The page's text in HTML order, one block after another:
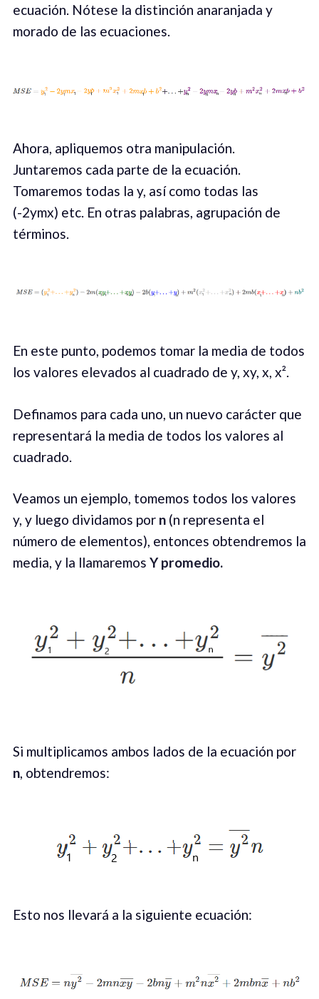
ecuación. Nótese la distinción anaranjada y
morado de las ecuaciones.
Ahora, apliquemos otra manipulación.
Juntaremos cada parte de la ecuación.
Tomaremos todas la y, así como todas las
(-2ymx) etc. En otras palabras, agrupación de
términos.
En este punto, podemos tomar la media de todos
los valores elevados al cuadrado de y, xy, x, x².
Definamos para cada uno, un nuevo carácter que
representará la media de todos los valores al
cuadrado.
Veamos un ejemplo, tomemos todos los valores
y, y luego dividamos por n(n representa el
número de elementos), entonces obtendremos la
media, y la llamaremos Y promedio.
Si multiplicamos ambos lados de la ecuación por
n, obtendremos:
Esto nos llevará a la siguiente ecuación: